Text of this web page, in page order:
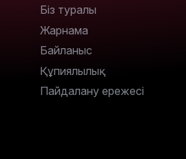
Біз туралы
Жарнама
Байланыс
Құпиялылық
Пайдалану ережесі